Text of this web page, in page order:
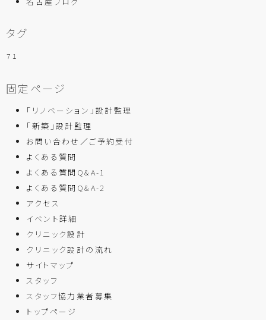
タグ
７１
固定ページ
「リノベーション」設計監理
「新築」設計監理
お問い合わせ／ご予約受付
よくある質問
よくある質問Q&A-1
よくある質問Q&A-2
アクセス
イベント詳細
クリニック設計
クリニック設計の流れ
サイトマップ
スタッフ
スタッフ協力業者募集
トップページ